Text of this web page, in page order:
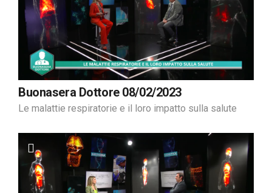
Buonasera Dottore 08/02/2023
Le malattie respiratorie e il loro impatto sulla salute